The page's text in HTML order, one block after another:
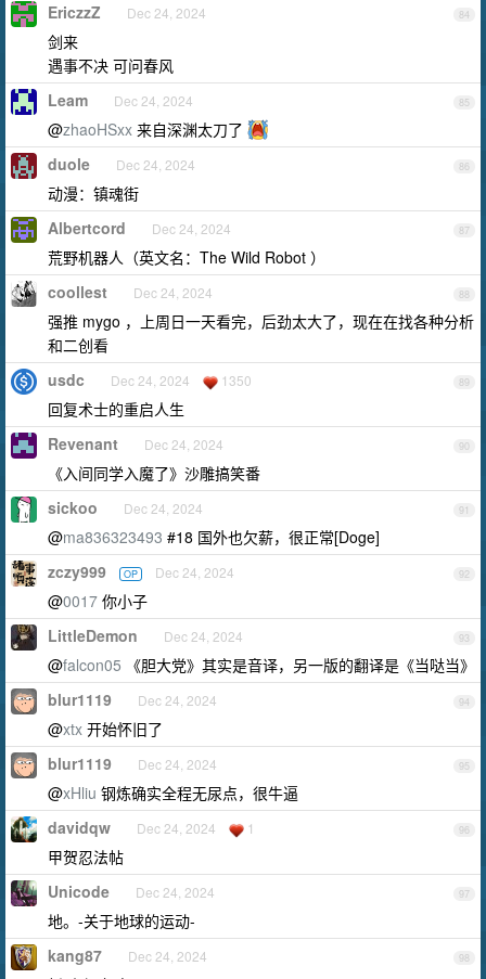
84
EriczzZ Dec 24, 2024
剑来
遇事不决 可问春风
85
Leam Dec 24, 2024
@zhaoHSxx 来自深渊太刀了
86
duole Dec 24, 2024
动漫：镇魂街
87
Albertcord Dec 24, 2024
荒野机器人（英文名：The Wild Robot ）
88
coollest Dec 24, 2024
强推 mygo ，上周日一天看完，后劲太大了，现在在找各种分析
和二创看
89
usdc Dec 24, 2024 1350
回复术士的重启人生
90
Revenant Dec 24, 2024
《入间同学入魔了》沙雕搞笑番
91
sickoo Dec 24, 2024
@ma836323493 #18 国外也欠薪，很正常[Doge]
92
zczy999 OP Dec 24, 2024
@0017 你小子
93
LittleDemon Dec 24, 2024
@falcon05 《胆大党》其实是音译，另一版的翻译是《当哒当》
94
blur1119 Dec 24, 2024
@xtx 开始怀旧了
95
blur1119 Dec 24, 2024
@xHliu 钢炼确实全程无尿点，很牛逼
96
davidqw Dec 24, 2024 1
甲贺忍法帖
97
Unicode Dec 24, 2024
地。-关于地球的运动-
98
kang87 Dec 24, 2024